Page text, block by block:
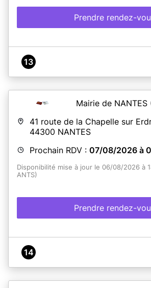
Prendre rendez-
13
Mairie de NANTES
41 route de la Chapelle sur
44300 NANTES
Prochain RDV : 07/08/2026 à
Disponibilité mise à jour le 06/08/2026 à
ANTS)
Prendre rendez-
14